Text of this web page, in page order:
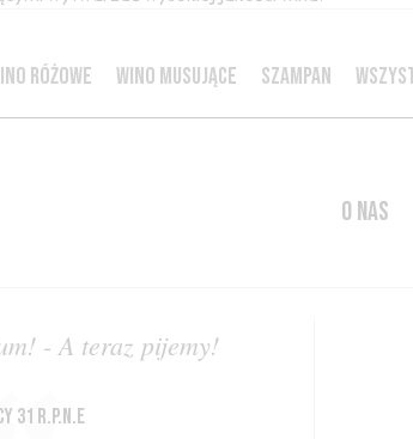
RÓŻOWE WINO MUSUJĄCE SZAMPAN
O NAS
- A teraz pijemy!
31 r.p.n.e